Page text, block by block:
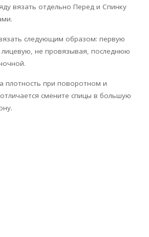
вязать отдельно Перед и Спинку
следующим образом: первую
лицевую, не провязывая, последнюю
плотность при поворотном и
смените спицы в большую